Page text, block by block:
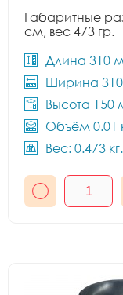
Габаритные
см, вес 473 гр.
Длина 310
Ширина
Высота 150
Объём 0.01
Вес: 0.473 кг.